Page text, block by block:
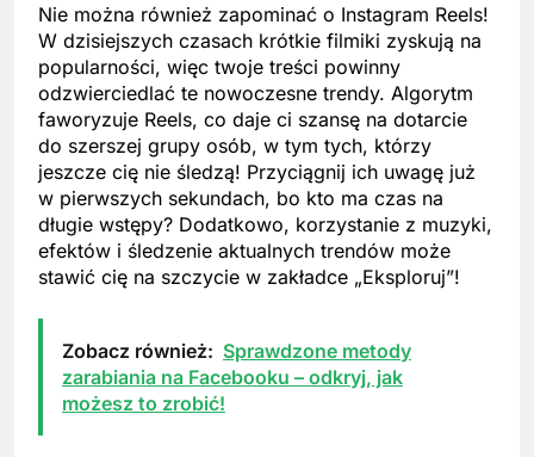
Nie można również zapominać o Instagram Reels!
W dzisiejszych czasach krótkie filmiki zyskują na
popularności, więc twoje treści powinny
odzwierciedlać te nowoczesne trendy. Algorytm
faworyzuje Reels, co daje ci szansę na dotarcie
do szerszej grupy osób, w tym tych, którzy
jeszcze cię nie śledzą! Przyciągnij ich uwagę już
w pierwszych sekundach, bo kto ma czas na
długie wstępy? Dodatkowo, korzystanie z muzyki,
efektów i śledzenie aktualnych trendów może
stawić cię na szczycie w zakładce „Eksploruj”!
Zobacz również: Sprawdzone metody
zarabiania na Facebooku – odkryj, jak
możesz to zrobić!